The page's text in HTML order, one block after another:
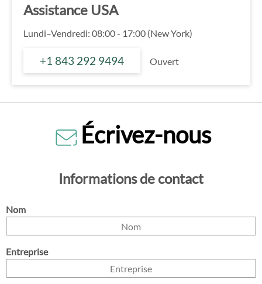
Assistance USA
Lundi–Vendredi: 08:00 - 17:00 (New York)
+1 843 292 9494 Ouvert
Écrivez-nous
Informations de contact
Nom
Entreprise